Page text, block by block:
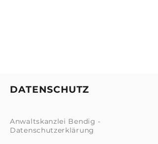
DATENSCHUTZ
Anwaltskanzlei Bendig -
Datenschutzerklärung